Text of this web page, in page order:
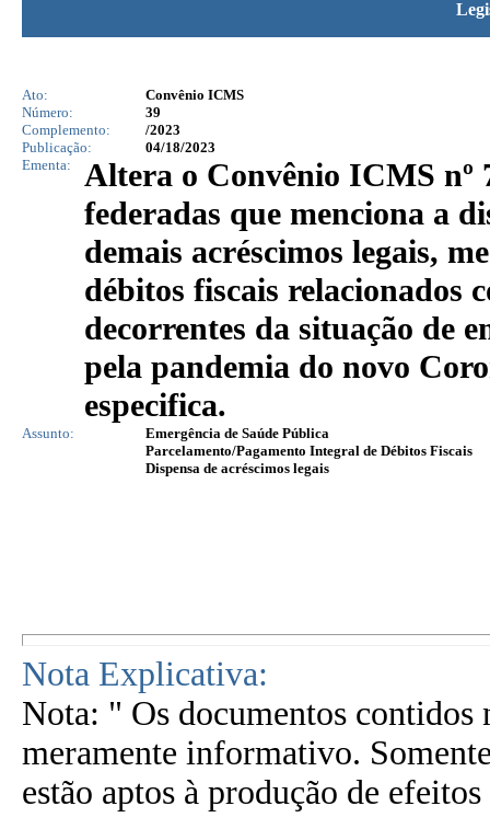
Ato:
Convênio ICMS
Número:
39
Complemento:
/2023
Publicação:
04/18/2023
Ementa:
Altera o Convênio ICMS nº
federadas que menciona a
demais acréscimos legais,
débitos fiscais relacionados
decorrentes da situação de
pela pandemia do novo
especifica.
Assunto:
Emergência de Saúde Pública
Parcelamento/Pagamento Integral de Débitos Fiscais
Dispensa de acréscimos legais
Nota Explicativa:
Nota: " Os documentos contidos
meramente informativo.
estão aptos à produção de